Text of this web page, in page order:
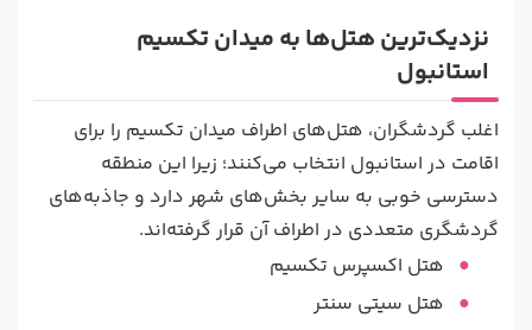
نزدیک‌ترین هتل‌ها به میدان تکسیم
استانبول
اغلب گردشگران، هتل‌های اطراف میدان تکسیم را برای
اقامت در استانبول انتخاب می‌کنند؛ زیرا این منطقه
دسترسی خوبی به سایر بخش‌های شهر دارد و جاذبه‌های
گردشگری متعددی در اطراف آن قرار گرفته‌اند.
هتل اکسپرس تکسیم
هتل سیتی سنتر